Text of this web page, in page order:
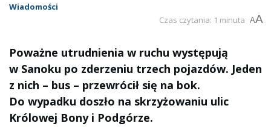
Wiadomości
Czas czytania: 1 minuta AA
Poważne utrudnienia w ruchu występują
w Sanoku po zderzeniu trzech pojazdów. Jeden
z nich – bus – przewrócił się na bok.
Do wypadku doszło na skrzyżowaniu ulic
Królowej Bony i Podgórze.